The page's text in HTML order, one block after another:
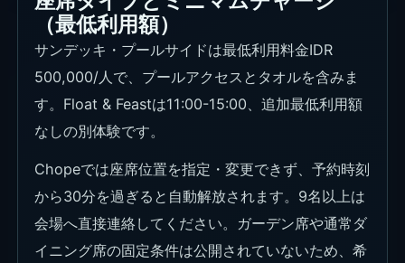
（最低利用額）
サンデッキ・プールサイドは最低利用料金IDR
500,000/人で、プールアクセスとタオルを含みま
す。Float & Feastは11:00-15:00、追加最低利用額
なしの別体験です。
Chopeでは座席位置を指定・変更できず、予約時刻
から30分を過ぎると自動解放されます。9名以上は
会場へ直接連絡してください。ガーデン席や通常ダ
イニング席の固定条件は公開されていないため、希